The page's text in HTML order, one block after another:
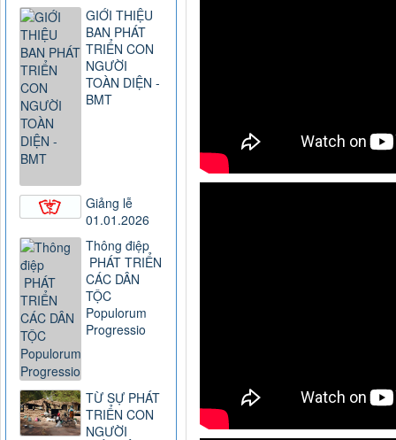
GIỚI THIỆU
BAN PHÁT
TRIỂN CON
NGƯỜI
TOÀN DIỆN -
BMT
Giảng lễ
01.01.2026
Thông điệp
PHÁT TRIỂN
CÁC DÂN
TỘC
Populorum
Progressio
TỪ SỰ PHÁT
TRIỂN CON
NGƯỜI